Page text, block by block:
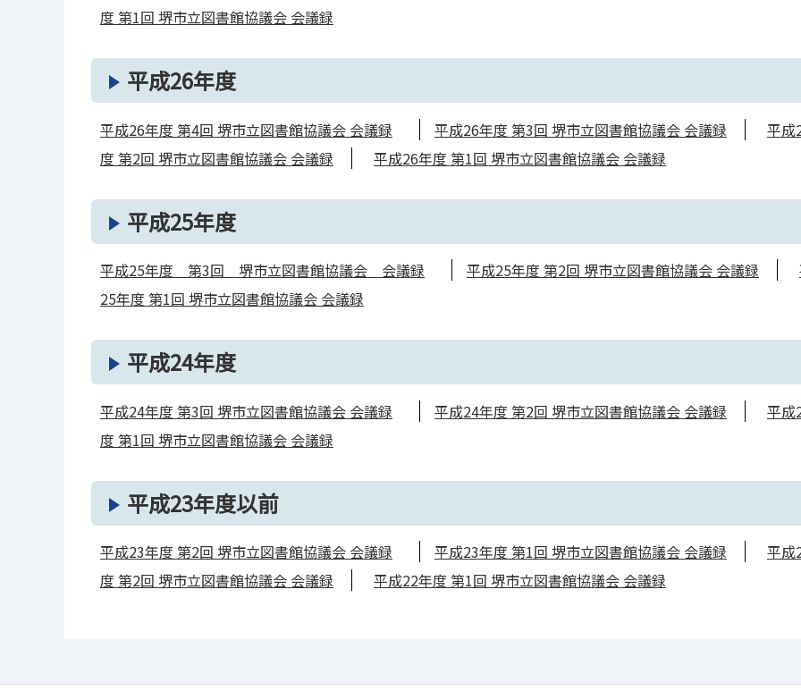
度 第1回 堺市立図書館協議会 会議録
平成26年度
平成26年度 第4回 堺市立図書館協議会 会議録 平成26年度 第3回 堺市立図書館協議会 会議録
平成
度 第2回 堺市立図書館協議会 会議録
平成26年度 第1回 堺市立図書館協議会 会議録
平成25年度
平成25年度 第3回 堺市立図書館協議会 会議録 平成25年度 第2回 堺市立図書館協議会 会議録
25年度 第1回 堺市立図書館協議会 会議録
平成24年度
平成24年度 第3回 堺市立図書館協議会 会議録 平成24年度 第2回 堺市立図書館協議会 会議録
平成
度 第1回 堺市立図書館協議会 会議録
平成23年度以前
平成23年度 第2回 堺市立図書館協議会 会議録 平成23年度 第1回 堺市立図書館協議会 会議録
平成
度 第2回 堺市立図書館協議会 会議録
平成22年度 第1回 堺市立図書館協議会 会議録